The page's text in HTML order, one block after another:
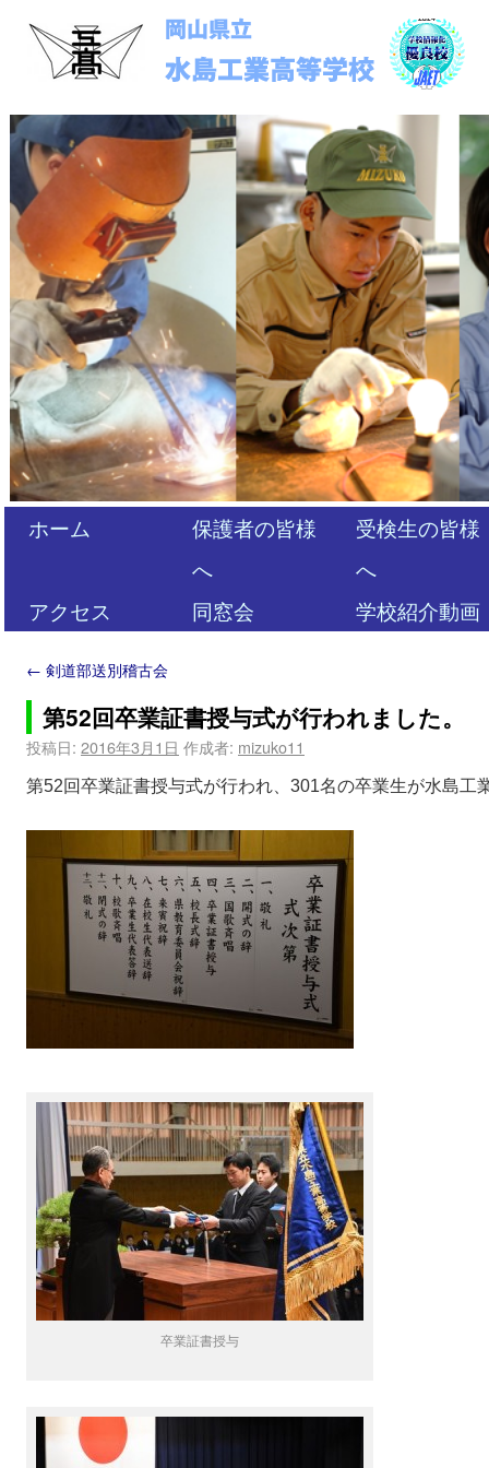
ホーム
保護者の皆様
へ
受検生の皆様
へ
アクセス
同窓会 学校紹介動画
← 剣道部送別稽古会
第52回卒業証書授与式が行われました。
投稿日: 2016年3月1日 作成者: mizuko11
第52回卒業証書授与式が行われ、301名の卒業生が水島工
卒業証書授与